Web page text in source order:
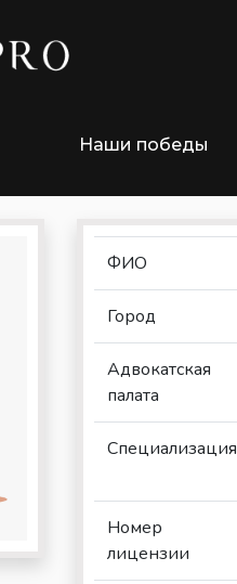
Наши победы
ФИО
Город
Адвокатская
палата
Специализация
Номер
лицензии